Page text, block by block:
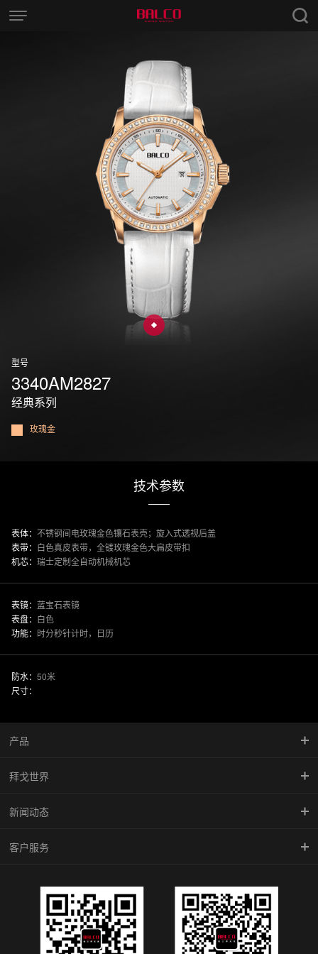
型号
3340AM2827
经典系列
玫瑰金
技术参数
表体： 不锈钢间电玫瑰金色镶石表壳；旋入式透视后盖
表带： 白色真皮表带，全镀玫瑰金色大扁皮带扣
机芯： 瑞士定制全自动机械机芯
表镜： 蓝宝石表镜
表盘： 白色
功能： 时分秒针计时，日历
防水： 50米
尺寸：
产品
慧智金·尚品系列
竞速系列
型动系列
拜戈世界
品牌传承
馆藏珍品
新闻动态
新闻中心
客户服务